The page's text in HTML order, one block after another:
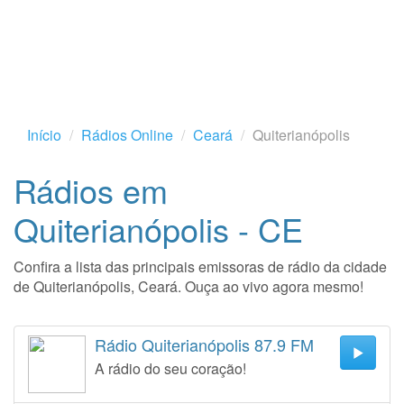
Início Rádios Online Ceará Quiterianópolis
Rádios em
Quiterianópolis - CE
Confira a lista das principais emissoras de rádio da cidade
de Quiterianópolis, Ceará. Ouça ao vivo agora mesmo!
Rádio Quiterianópolis 87.9 FM
A rádio do seu coração!